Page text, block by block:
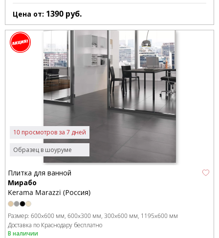
Цена от: 1390 руб.
Образец в шоуруме
10 просмотров за 7 дней
Плитка для ванной
Мирабо
Kerama Marazzi (Россия)
Размер: 600x600 мм 600x300 мм 300x600 мм 1195x600 мм
Доставка по Краснодару бесплатно
В наличии